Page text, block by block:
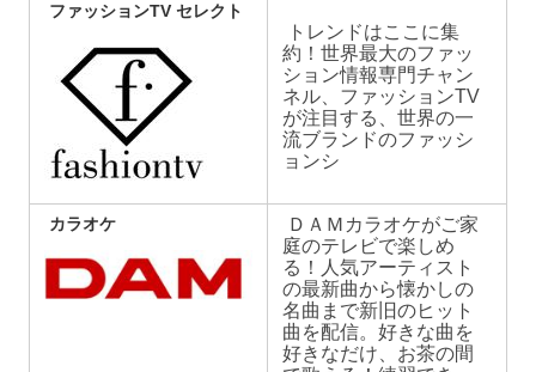
ファッションTV セレクト
トレンドはここに集
約！世界最大のファッ
ション情報専門チャン
ネル、ファッションTV
が注目する、世界の一
流ブランドのファッシ
ョンシ
カラオケ
ＤＡＭカラオケがご家
庭のテレビで楽しめ
る！人気アーティスト
の最新曲から懐かしの
名曲まで新旧のヒット
曲を配信。好きな曲を
好きなだけ、お茶の間